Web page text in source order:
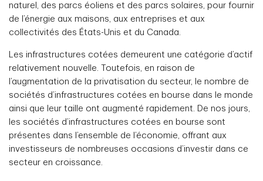
naturel, des parcs éoliens et des parcs solaires, pour fournir
de l’énergie aux maisons, aux entreprises et aux
collectivités des États-Unis et du Canada.
Les infrastructures cotées demeurent une catégorie d’actif
relativement nouvelle. Toutefois, en raison de
l’augmentation de la privatisation du secteur, le nombre de
sociétés d’infrastructures cotées en bourse dans le monde
ainsi que leur taille ont augmenté rapidement. De nos jours,
les sociétés d’infrastructures cotées en bourse sont
présentes dans l’ensemble de l’économie, offrant aux
investisseurs de nombreuses occasions d’investir dans ce
secteur en croissance.